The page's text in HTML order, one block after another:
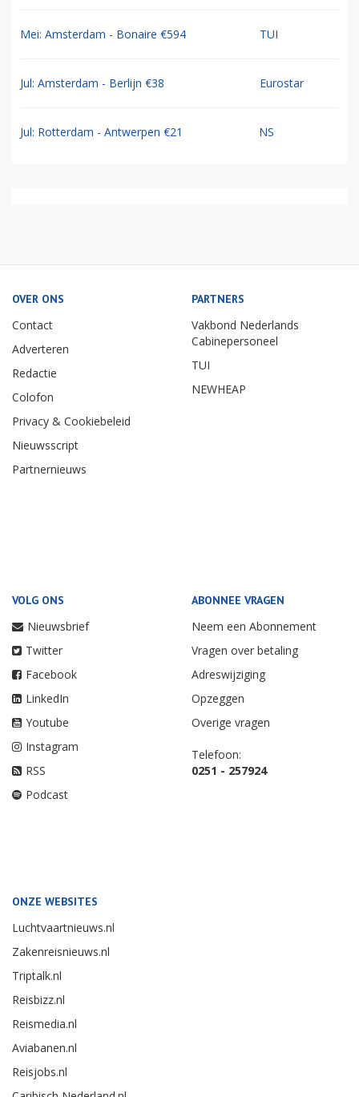
Mei: Amsterdam - Bonaire €594 TUI
Jul: Amsterdam - Berlijn €38 Eurostar
Jul: Rotterdam - Antwerpen €21 NS
OVER ONS
Contact
Adverteren
Redactie
Colofon
Privacy & Cookiebeleid
Nieuwsscript
Partnernieuws
PARTNERS
Vakbond Nederlands
Cabinepersoneel
TUI
NEWHEAP
VOLG ONS
Nieuwsbrief
Twitter
Facebook
LinkedIn
Youtube
Instagram
RSS
Podcast
ABONNEE VRAGEN
Neem een Abonnement
Vragen over betaling
Adreswijziging
Opzeggen
Overige vragen
Telefoon:
0251 - 257924
ONZE WEBSITES
Luchtvaartnieuws.nl
Zakenreisnieuws.nl
Triptalk.nl
Reisbizz.nl
Reismedia.nl
Aviabanen.nl
Reisjobs.nl